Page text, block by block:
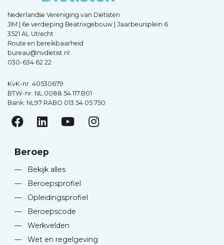
Nederlandse Vereniging van Diëtisten
JIM | 6e verdieping Beatrixgebouw | Jaarbeursplein 6
3521 AL Utrecht
Route en bereikbaarheid
bureau@nvdietist.nl
030-634 62 22
KvK-nr. 40530679
BTW-nr. NL.0088.54.117.B01
Bank: NL97 RABO 013 54 05 750
Beroep
—
Bekijk alles
—
Beroepsprofiel
—
Opleidingsprofiel
—
Beroepscode
—
Werkvelden
—
Wet en regelgeving